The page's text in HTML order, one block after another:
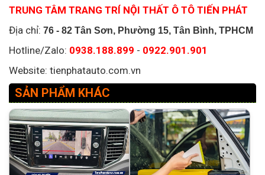
TRUNG TÂM TRANG TRÍ NỘI THẤT Ô TÔ TIẾN PHÁT
Địa chỉ: 76 - 82 Tân Sơn, Phường 15, Tân Bình, TPHCM
Hotline/Zalo: 0938.188.899 - 0922.901.901
Website: tienphatauto.com.vn
SẢN PHẨM KHÁC